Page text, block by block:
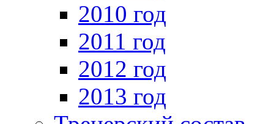
2010 год
2011 год
2012 год
2013 год